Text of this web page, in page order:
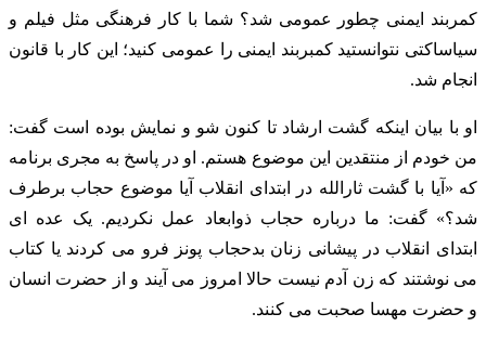
کمربند ایمنی چطور عمومی شد؟ شما با کار فرهنگی مثل فیلم و
سیاساکتی نتوانستید کمبربند ایمنی را عمومی کنید؛ این کار با قانون
انجام شد.
او با بیان اینکه گشت ارشاد تا کنون شو و نمایش بوده است گفت:
من خودم از منتقدین این موضوع هستم. او در پاسخ به مجری برنامه
که «آیا با گشت ثارالله در ابتدای انقلاب آیا موضوع حجاب برطرف
شد؟» گفت: ما درباره حجاب ذوابعاد عمل نکردیم. یک عده ای
ابتدای انقلاب در پیشانی زنان بدحجاب پونز فرو می کردند یا کتاب
می نوشتند که زن آدم نیست حالا امروز می آیند و از حضرت انسان
و حضرت مهسا صحبت می کنند.